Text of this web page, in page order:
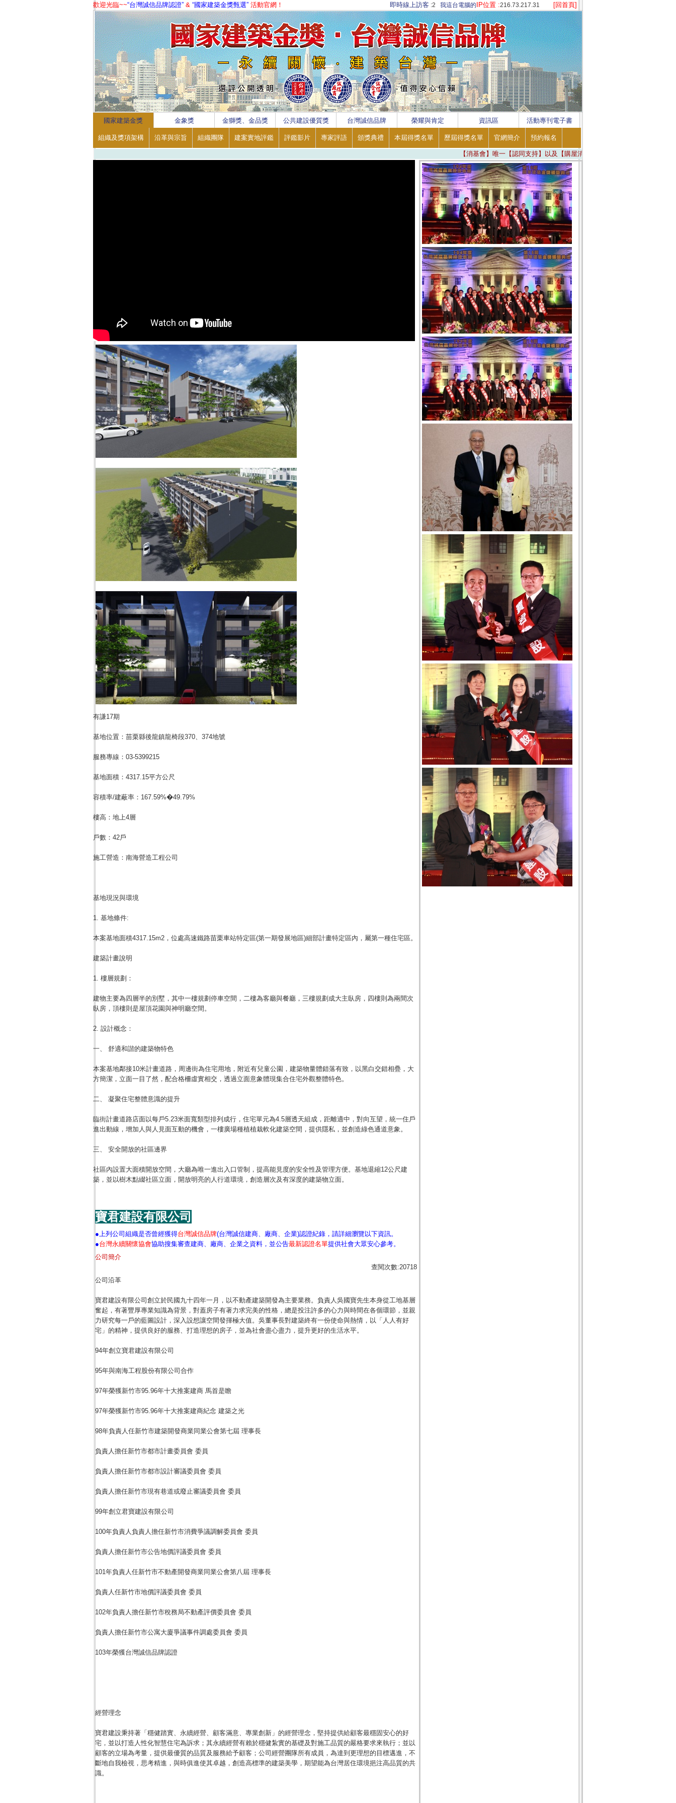
歡迎光臨~~“台灣誠信品牌認證” & “國家建築金獎甄選” 活動官網！ 即時線上訪客 :2 我這台電腦的 IP位置 :216.73.217.31
[回首頁]
1
2
3
4
國家建築金獎 金象獎 金獅獎、金品獎 公共建設優質獎 台灣誠信品牌 榮耀與肯定 資訊區 活動專刊電子書
組織及獎項架構 沿革與宗旨 組織團隊 建案實地評鑑 評鑑影片 專家評語 頒獎典禮 本屆得獎名單 歷屆得獎名單 官網簡介 預約報名
【消基會】唯一【認同支持】以及【購屋消費者】唯一【安心信賴】 ※ ※ ※ 真實
有謙17期
基地位置：苗栗縣後龍鎮龍椅段370、374地號
服務專線：03-5399215
基地面積：4317.15平方公尺
容積率/建蔽率：167.59%�49.79%
樓高：地上4層
戶數：42戶
施工營造：南海營造工程公司
基地現況與環境
1. 基地條件:
本案基地面積4317.15m2，位處高速鐵路苗栗車站特定區(第一期發展地區)細部計畫特定區內，屬第一種住宅區。
建築計畫說明
1. 樓層規劃：
建物主要為四層半的別墅，其中一樓規劃停車空間，二樓為客廳與餐廳，三樓規劃成大主臥房，四樓則為兩間次
臥房，頂樓則是屋頂花園與神明廳空間。
2. 設計概念：
一、 舒適和諧的建築物特色
本案基地鄰接10米計畫道路，周邊街為住宅用地，附近有兒童公園，建築物量體錯落有致，以黑白交錯相疊，大
方簡潔，立面一目了然，配合格柵虛實相交，透過立面意象體現集合住宅外觀整體特色。
二、 凝聚住宅整體意識的提升
臨街計畫道路店面以每戶5.23米面寬類型排列成行，住宅單元為4.5層透天組成，距離適中，對向互望，統一住戶
進出動線，增加人與人見面互動的機會，一樓廣場種植植栽軟化建築空間，提供隱私，並創造綠色通道意象。
三、 安全開放的社區邊界
社區內設置大面積開放空間，大廳為唯一進出入口管制，提高能見度的安全性及管理方便。基地退縮12公尺建
築，並以樹木點綴社區立面，開放明亮的人行道環境，創造層次及有深度的建築物立面。
寶君建設有限公司
●上列公司組織是否曾經獲得台灣誠信品牌(台灣誠信建商、廠商、企業)認證紀錄，請詳細瀏覽以下資訊。
●台灣永續關懷協會協助搜集審查建商、廠商、企業之資料，並公告最新認證名單提供社會大眾安心參考。
公司簡介
查閱次數:20718
公司沿革
寶君建設有限公司創立於民國九十四年一月，以不動產建築開發為主要業務。負責人吳國寶先生本身從工地基層
奮起，有著豐厚專業知識為背景，對蓋房子有著力求完美的性格，總是投注許多的心力與時間在各個環節，並親
力研究每一戶的藍圖設計，深入設想讓空間發揮極大值。吳董事長對建築終有一份使命與熱情，以「人人有好
宅」的精神，提供良好的服務、打造理想的房子，並為社會盡心盡力，提升更好的生活水平。
94年創立寶君建設有限公司
95年與南海工程股份有限公司合作
97年榮獲新竹市95.96年十大推案建商 馬首是瞻
97年榮獲新竹市95.96年十大推案建商紀念 建築之光
98年負責人任新竹市建築開發商業同業公會第七屆 理事長
負責人擔任新竹市都市計畫委員會 委員
負責人擔任新竹市都市設計審議委員會 委員
負責人擔任新竹市現有巷道或廢止審議委員會 委員
99年創立君寶建設有限公司
100年負責人負責人擔任新竹市消費爭議調解委員會 委員
負責人擔任新竹市公告地價評議委員會 委員
101年負責人任新竹市不動產開發商業同業公會第八屆 理事長
負責人任新竹市地價評議委員會 委員
102年負責人擔任新竹市稅務局不動產評價委員會 委員
負責人擔任新竹市公寓大廈爭議事件調處委員會 委員
103年榮獲台灣誠信品牌認證
經營理念
寶君建設秉持著「穩健踏實、永續經營、顧客滿意、專業創新」的經營理念，堅持提供給顧客最穩固安心的好
宅，並以打造人性化智慧住宅為訴求；其永續經營有賴於穩健紮實的基礎及對施工品質的嚴格要求來執行；並以
顧客的立場為考量，提供最優質的品質及服務給予顧客；公司經營團隊所有成員，為達到更理想的目標邁進，不
斷地自我檢視，思考精進，與時俱進使其卓越，創造高標準的建築美學，期望能為台灣居住環境挹注高品質的共
識。